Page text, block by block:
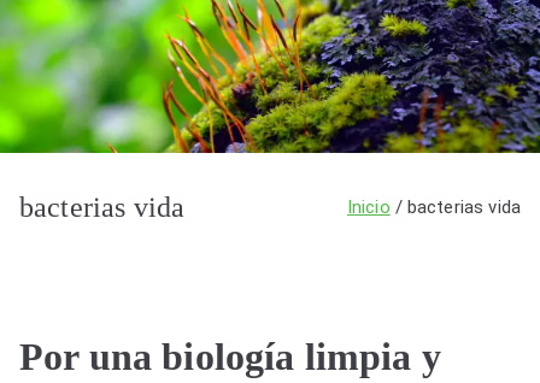
bacterias vida Inicio bacterias vida
Por una biología limpia y